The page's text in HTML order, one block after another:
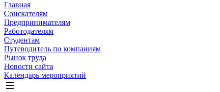
Главная
Соискателям
Предпринимателям
Работодателям
Студентам
Путеводитель по компаниям
Рынок труда
Новости сайта
Календарь мероприятий